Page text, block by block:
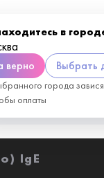
в
Да верно Выбрать
города
оплаты
IgE